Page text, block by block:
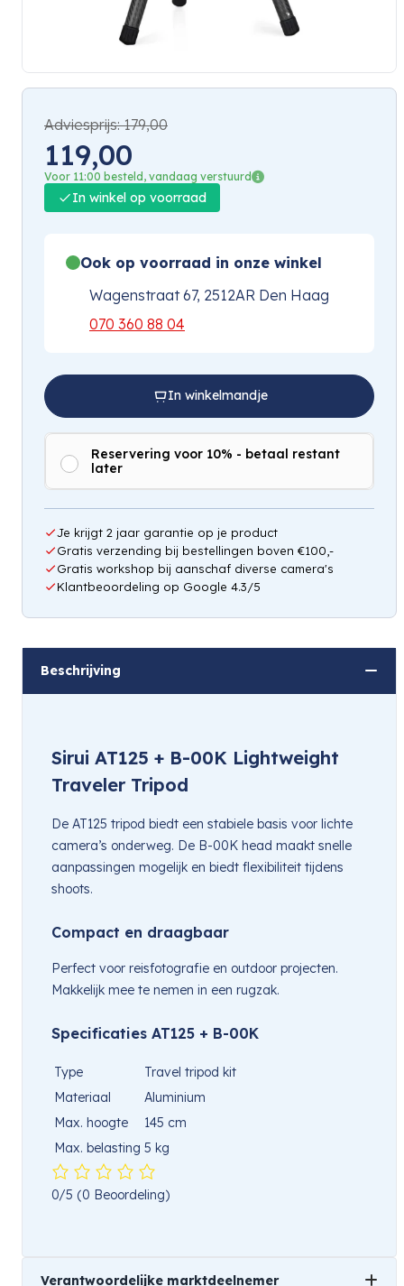
Adviesprijs:179,00
119,00
Voor 11:00 besteld, vandaag verstuurd
In winkel op voorraad
Ook op voorraad in onze winkel
Wagenstraat 67, 2512AR Den Haag
070 360 88 04
In winkelmandje
Reservering voor 10% - betaal restant
later
Je krijgt 2 jaar garantie op je product
Gratis verzending bij bestellingen boven €100,-
Gratis workshop bij aanschaf diverse camera's
Klantbeoordeling op Google 4.3/5
Beschrijving
Sirui AT125 + B-00K Lightweight
Traveler Tripod
De AT125 tripod biedt een stabiele basis voor lichte
camera’s onderweg. De B-00K head maakt snelle
aanpassingen mogelijk en biedt flexibiliteit tijdens
shoots.
Compact en draagbaar
Perfect voor reisfotografie en outdoor projecten.
Makkelijk mee te nemen in een rugzak.
Specificaties AT125 + B-00K
Type
Travel tripod kit
Materiaal
Aluminium
Max. hoogte
145 cm
Max. belasting 5 kg
0/5 (0 Beoordeling)
Verantwoordelijke marktdeelnemer